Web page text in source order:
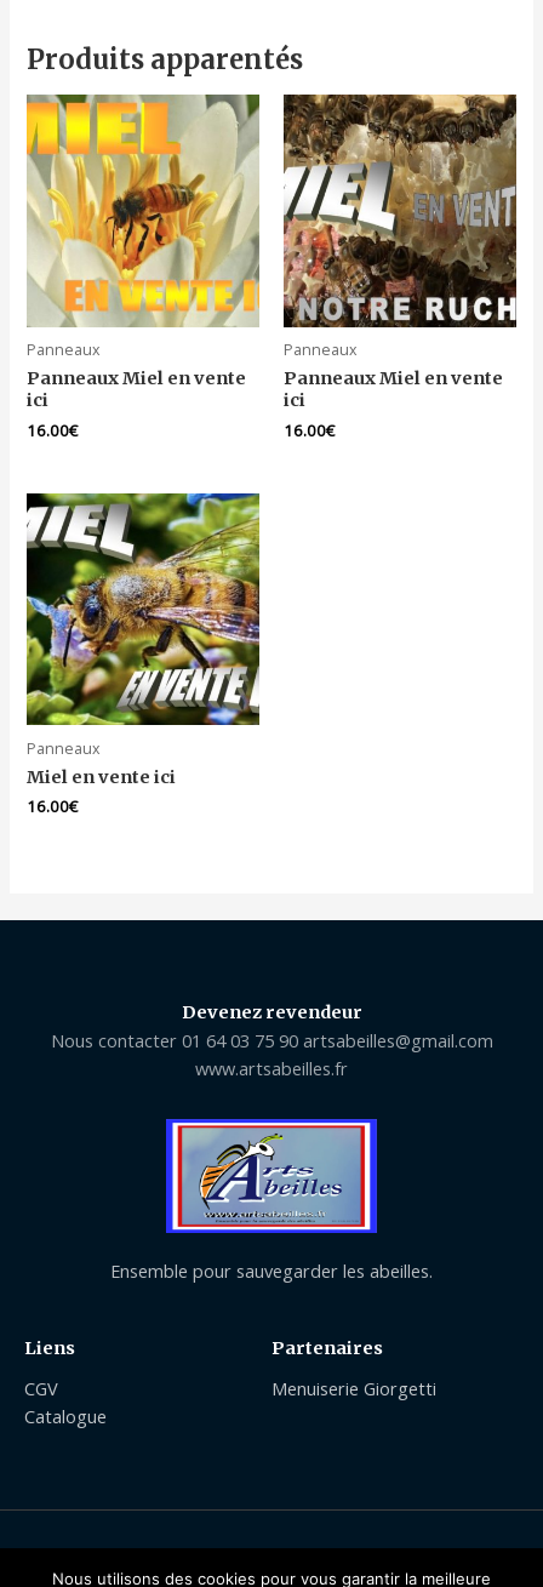
Produits apparentés
Panneaux
Panneaux Miel en vente
ici
16.00€
Panneaux
Panneaux Miel en vente
ici
16.00€
Panneaux
Miel en vente ici
16.00€
Devenez revendeur
Nous contacter 01 64 03 75 90 artsabeilles@gmail.com
www.artsabeilles.fr
Ensemble pour sauvegarder les abeilles.
Liens
CGV
Catalogue
Partenaires
Menuiserie Giorgetti
Nous utilisons des cookies pour vous garantir la meilleure